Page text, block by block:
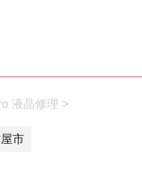
液晶修理 >
市